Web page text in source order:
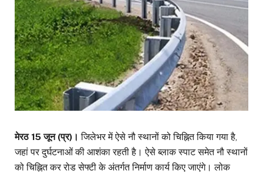
मेरठ 15 जून (प्र)। जिलेभर में ऐसे नौ स्थानों को चिह्नित किया गया है,
जहां पर दुर्घटनाओं की आशंका रहती है। ऐसे ब्लाक स्पाट समेत नौ स्थानों
को चिह्नित कर रोड सेफ्टी के अंतर्गत निर्माण कार्य किए जाएंगे। लोक